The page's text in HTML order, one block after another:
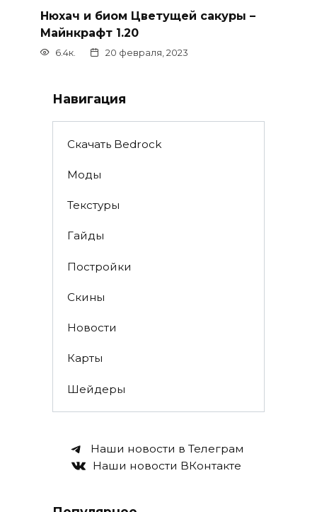
Нюхач и биом Цветущей сакуры –
Майнкрафт 1.20
6.4к. 20 февраля, 2023
Навигация
Скачать Bedrock
Моды
Текстуры
Гайды
Постройки
Скины
Новости
Карты
Шейдеры
Наши новости в Телеграм
Наши новости ВКонтакте